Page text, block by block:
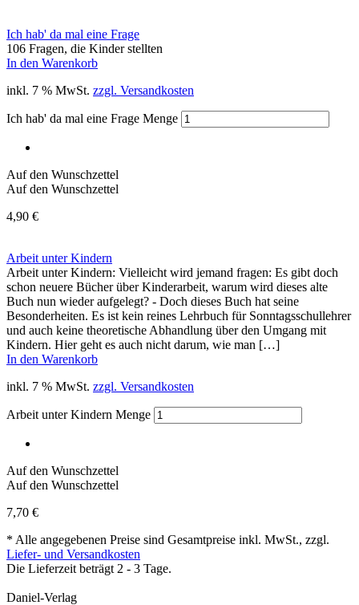
Ich hab' da mal eine Frage
106 Fragen, die Kinder stellten
In den Warenkorb
inkl. 7 % MwSt. zzgl. Versandkosten
Ich hab' da mal eine Frage Menge
Auf den Wunschzettel
Auf den Wunschzettel
4,90 €
Arbeit unter Kindern
Arbeit unter Kindern: Vielleicht wird jemand fragen: Es gibt doch
schon neuere Bücher über Kinderarbeit, warum wird dieses alte
Buch nun wieder aufgelegt? - Doch dieses Buch hat seine
Besonderheiten. Es ist kein reines Lehrbuch für Sonntagsschullehrer
und auch keine theoretische Abhandlung über den Umgang mit
Kindern. Hier geht es auch nicht darum, wie man […]
In den Warenkorb
inkl. 7 % MwSt. zzgl. Versandkosten
Arbeit unter Kindern Menge
Auf den Wunschzettel
Auf den Wunschzettel
7,70 €
* Alle angegebenen Preise sind Gesamtpreise inkl. MwSt., zzgl.
Liefer- und Versandkosten
Die Lieferzeit beträgt 2 - 3 Tage.
Daniel-Verlag